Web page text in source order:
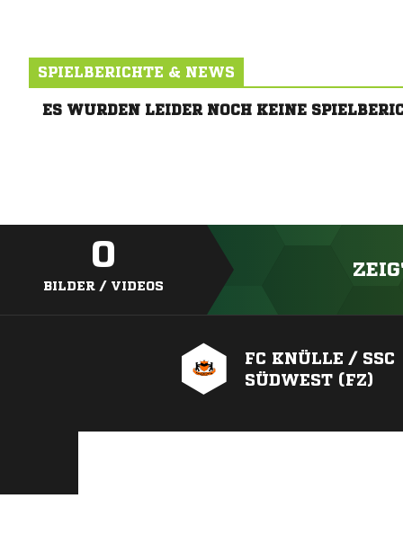
SPIELBERICHTE & NEWS
ES WURDEN LEIDER NOCH KEINE
0
BILDER / VIDEOS
FC KNÜLLE / SSC
SÜDWEST (FZ)